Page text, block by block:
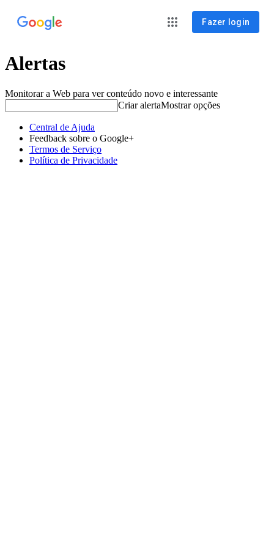
Fazer login
Alertas
Monitorar a Web para ver conteúdo novo e interessante
Criar alertaMostrar opções
Central de Ajuda
Feedback sobre o Google+
Termos de Serviço
Política de Privacidade